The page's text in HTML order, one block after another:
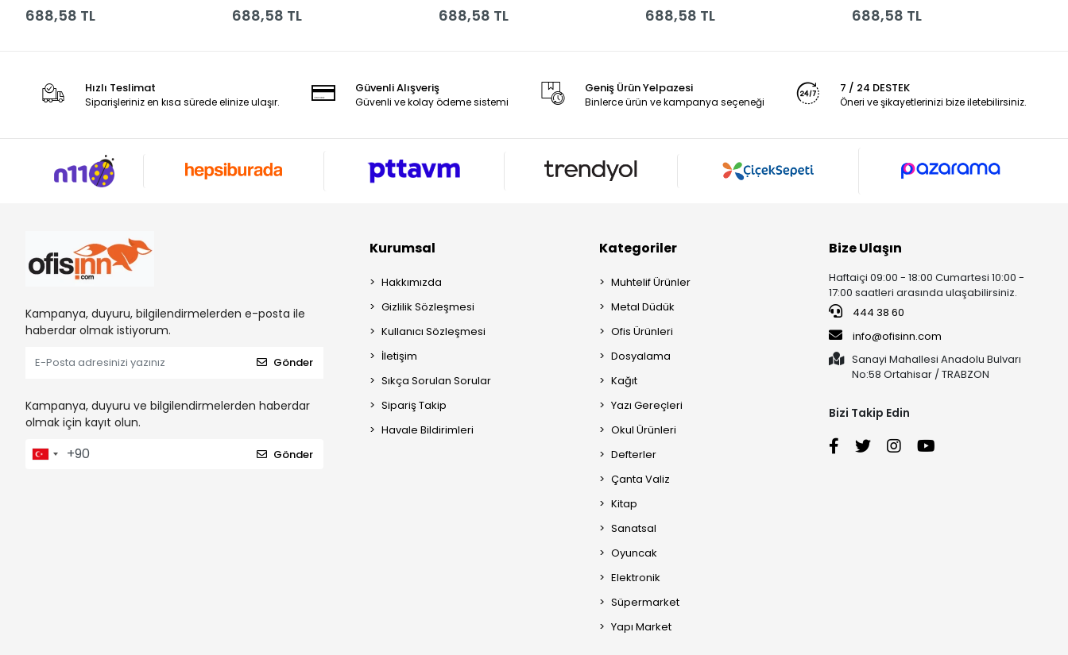
Cpc3015-r-0062-lacivert -
kırmızı-beyaz Bntt
688,58 TL
Cpo4016-0032-yeşil Bntt
688,58 TL
Cpo4016-0011-lacivert Bntt
688,58 TL
Cpo4016-0003-kırmızı Bntt
688,58 TL
Cpo4016-0001-siyah Bntt
688,58 TL
Hızlı Teslimat
Siparişleriniz en kısa sürede elinize ulaşır.
Güvenli Alışveriş
Güvenli ve kolay ödeme sistemi
Geniş Ürün Yelpazesi
Binlerce ürün ve kampanya seçeneği
7 / 24 DESTEK
Öneri ve şikayetlerinizi bize iletebilirsiniz.
Kampanya, duyuru, bilgilendirmelerden e-posta ile
haberdar olmak istiyorum.
Gönder
Kampanya, duyuru ve bilgilendirmelerden haberdar
olmak için kayıt olun.
Gönder
Kurumsal
Hakkımızda
Gizlilik Sözleşmesi
Kullanıcı Sözleşmesi
İletişim
Sıkça Sorulan Sorular
Sipariş Takip
Havale Bildirimleri
Kategoriler
Muhtelif Ürünler
Metal Düdük
Ofis Ürünleri
Dosyalama
Kağıt
Yazı Gereçleri
Okul Ürünleri
Defterler
Çanta Valiz
Kitap
Sanatsal
Oyuncak
Elektronik
Süpermarket
Yapı Market
Bize Ulaşın
Haftaiçi 09:00 - 18:00 Cumartesi 10:00 -
17:00 saatleri arasında ulaşabilirsiniz.
444 38 60
info@ofisinn.com
Sanayi Mahallesi Anadolu Bulvarı
No:58 Ortahisar / TRABZON
Bizi Takip Edin